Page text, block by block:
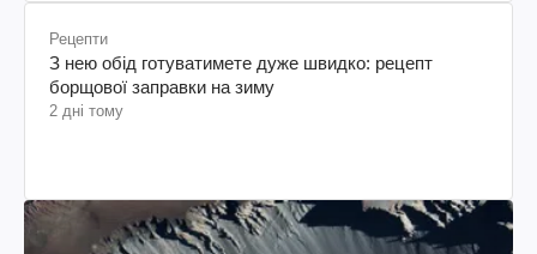
Рецепти
З нею обід готуватимете дуже швидко: рецепт
борщової заправки на зиму
2 дні тому